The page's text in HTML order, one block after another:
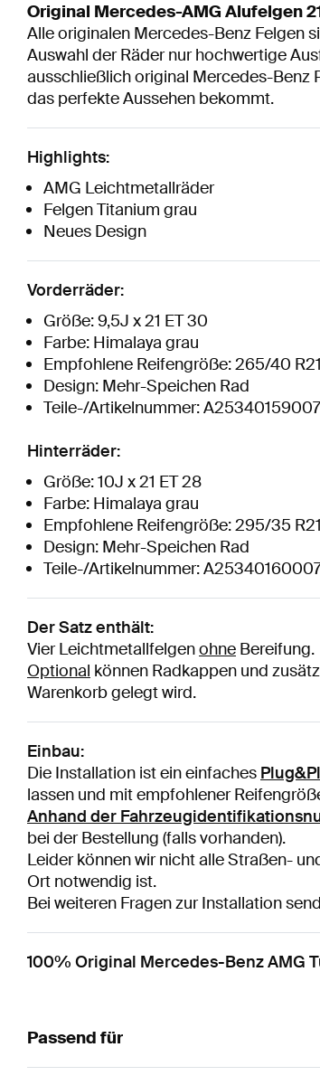
Original Mercedes-AMG Alufelgen
Alle originalen Mercedes-Benz Felgen
Auswahl der Räder nur hochwertige
ausschließlich original Mercedes-Benz
das perfekte Aussehen bekommt.
Highlights:
AMG Leichtmetallräder
Felgen Titanium grau
Neues Design
Vorderräder:
Größe: 9,5J x 21 ET 30
Farbe: Himalaya grau
Empfohlene Reifengröße: 265/40 R21
Design: Mehr-Speichen Rad
Teile-/Artikelnummer:
Hinterräder:
Größe: 10J x 21 ET 28
Farbe: Himalaya grau
Empfohlene Reifengröße: 295/35 R21
Design: Mehr-Speichen Rad
Teile-/Artikelnummer:
Der Satz enthält:
Vier Leichtmetallfelgenohne Bereifung.
Optional können Radkappen und
Warenkorb gelegt wird.
Einbau:
Die Installation ist ein einfaches
lassen und mit empfohlener
Anhand der
bei der Bestellung (falls vorhanden).
Leider können wir nicht alle Straßen-
Ort notwendig ist.
Bei weiteren Fragen zur Installation
100% Original Mercedes-Benz AMG
Passend für